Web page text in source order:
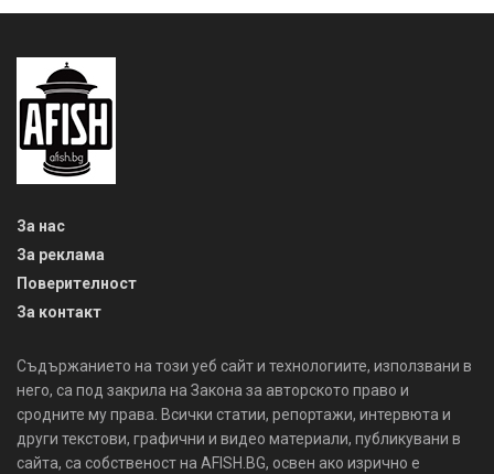
За нас
За реклама
Поверителност
За контакт
Съдържанието на този уеб сайт и технологиите, използвани в
него, са под закрила на Закона за авторското право и
сродните му права. Всички статии, репортажи, интервюта и
други текстови, графични и видео материали, публикувани в
сайта, са собственост на AFISH.BG, освен ако изрично е